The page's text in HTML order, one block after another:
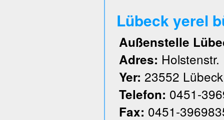
Lübeck yerel
Außenstelle
Adres:
Yer: 23552 Lübeck
Telefon: 0451-
Fax: 0451-